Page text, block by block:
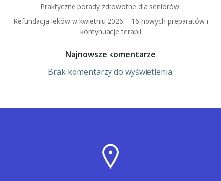
Praktyczne porady zdrowotne dla seniorów.
Refundacja leków w kwietniu 2026 – 16 nowych preparatów i
kontynuacje terapii
Najnowsze komentarze
Brak komentarzy do wyświetlenia.